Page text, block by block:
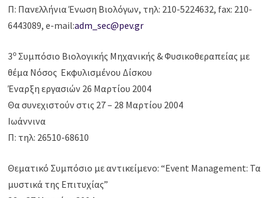
Π: Πανελλήνια Ένωση Βιολόγων, τηλ: 210-5224632, fax: 210-
6443089, e-mail:adm_sec@pev.gr
3ο Συμπόσιο Βιολογικής Μηχανικής & Φυσικοθεραπείας με
θέμα Νόσος Εκφυλισμένου Δίσκου
Έναρξη εργασιών 26 Μαρτίου 2004
Θα συνεχιστούν στις 27 – 28 Μαρτίου 2004
Ιωάννινα
Π: τηλ: 26510-68610
Θεματικό Συμπόσιο με αντικείμενο: “Event Management: Τα
μυστικά της Επιτυχίας”